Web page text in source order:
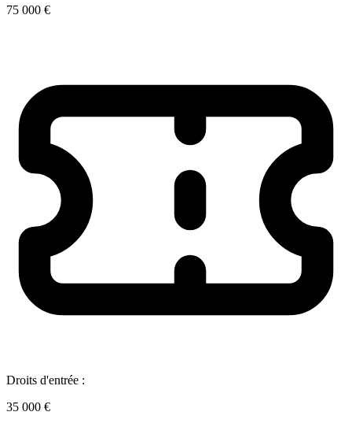
75 000 €
Droits d'entrée :
35 000 €